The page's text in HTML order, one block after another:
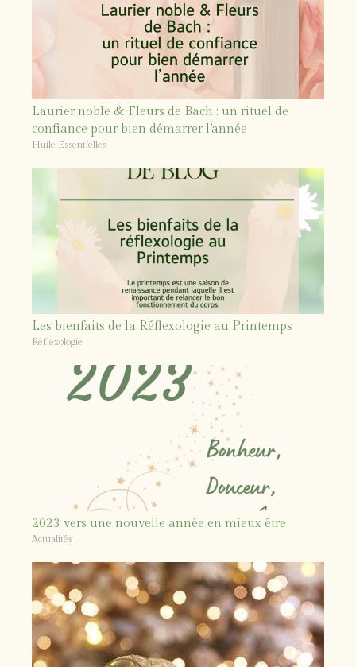
Laurier noble & Fleurs de Bach : un rituel de
confiance pour bien démarrer l’année
Huile Essentielles
Les bienfaits de la Réflexologie au Printemps
Réflexologie
2023 vers une nouvelle année en mieux être
Actualités